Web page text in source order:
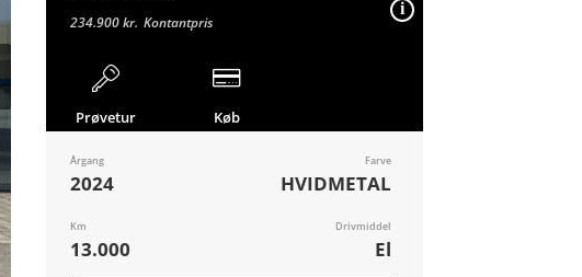
234.900 kr. Kontantpris
Prøvetur Køb
Årgang
2024
Farve
HVIDMETAL
Km
13.000
Drivmiddel
El